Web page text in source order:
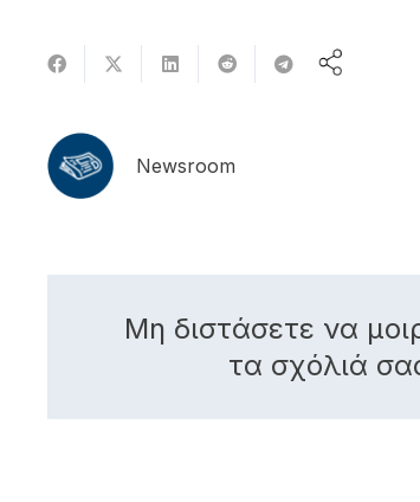
Newsroom
Μη διστάσετε να
τα σχόλιά